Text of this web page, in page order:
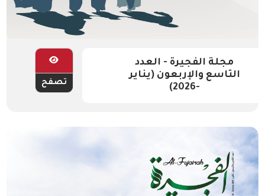
مجلة الفجيرة - العدد
التاسع والإربعون (يناير
-2026)
تصفح